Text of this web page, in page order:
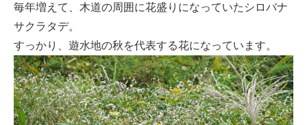
毎年増えて、木道の周囲に花盛りになっていたシロバナ
サクラタデ。
すっかり、遊水地の秋を代表する花になっています。